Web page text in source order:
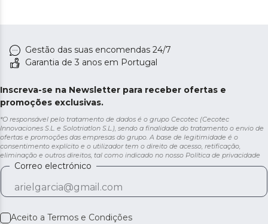
Gestão das suas encomendas 24/7
Garantia de 3 anos em Portugal
Inscreva-se na Newsletter para receber ofertas e
promoções exclusivas.
*O responsável pelo tratamento de dados é o grupo Cecotec (Cecotec
Innovaciones S.L. e Solotriatlon S.L.), sendo a finalidade do tratamento o envio de
ofertas e promoções das empresas do grupo. A base de legitimidade é o
consentimento explícito e o utilizador tem o direito de acesso, retificação,
eliminação e outros direitos, tal como indicado no nosso Política de privacidade
Correo electrónico
Aceito a Termos e Condições